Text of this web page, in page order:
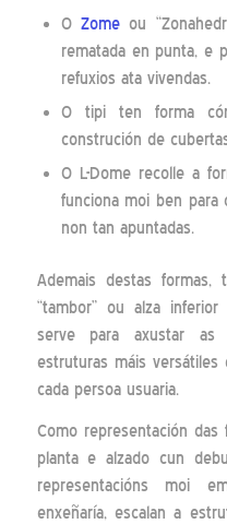
OZome ou
rematada en punta, e
refuxios ata vivendas.
O tipi ten forma
construción de
O L-Dome recolle a
funciona moi ben para
non tan apuntadas.
Ademais destas formas,
“tambor” ou alza
serve para axustar as
estruturas máis versátiles
cada persoa usuaria.
Como representación
planta e alzado cun
representacións moi
enxeñaría, escalan a